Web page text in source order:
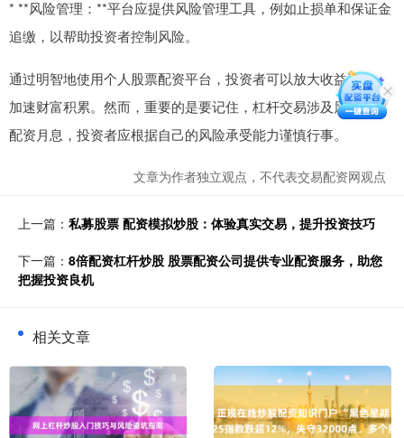
* **风险管理：**平台应提供风险管理工具，例如止损单和保证金
追缴，以帮助投资者控制风险。
通过明智地使用个人股票配资平台，投资者可以放大收益潜力，
加速财富积累。然而，重要的是要记住，杠杆交易涉及风险股票
配资月息，投资者应根据自己的风险承受能力谨慎行事。
文章为作者独立观点，不代表交易配资网观点
上一篇： 私募股票 配资模拟炒股：体验真实交易，提升投资技巧
下一篇： 8倍配资杠杆炒股 股票配资公司提供专业配资服务，助您
把握投资良机
相关文章